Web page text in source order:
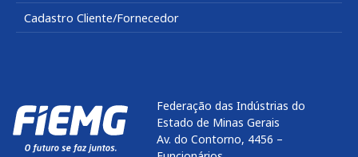
Cadastro Cliente/Fornecedor
Federação das Indústrias do
Estado de Minas Gerais
Av. do Contorno, 4456 –